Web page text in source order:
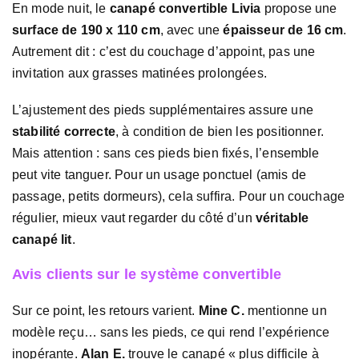
En mode nuit, le canapé convertible Livia propose une
surface de 190 x 110 cm, avec uneépaisseur de 16 cm.
Autrement dit : c’est du couchage d’appoint, pas une
invitation aux grasses matinées prolongées.
L’ajustement des pieds supplémentaires assure une
stabilité correcte, à condition de bien les positionner.
Mais attention : sans ces pieds bien fixés, l’ensemble
peut vite tanguer. Pour un usage ponctuel (amis de
passage, petits dormeurs), cela suffira. Pour un couchage
régulier, mieux vaut regarder du côté d’un véritable
canapé lit.
Avis clients sur le système convertible
Sur ce point, les retours varient. Mine C.mentionne un
modèle reçu… sans les pieds, ce qui rend l’expérience
inopérante. Alan E. trouve le canapé « plus difficile à